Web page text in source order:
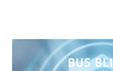
BUS